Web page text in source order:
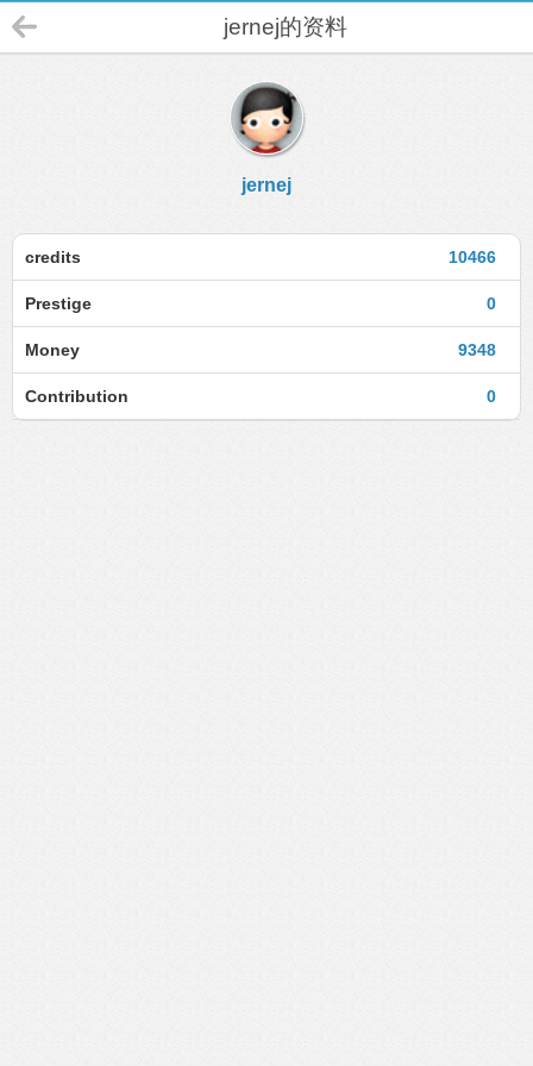
jernej的资料
jernej
10466
credits
0
Prestige
9348
Money
0
Contribution